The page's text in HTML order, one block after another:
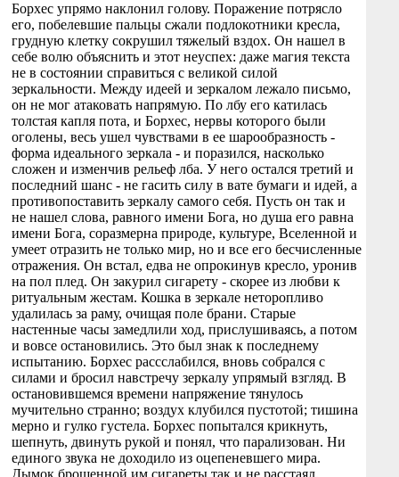
Борхес упрямо наклонил голову. Поражение потрясло
его, побелевшие пальцы сжали подлокотники кресла,
грудную клетку сокрушил тяжелый вздох. Он нашел в
себе волю объяснить и этот неуспех: даже магия текста
не в состоянии справиться с великой силой
зеркальности. Между идеей и зеркалом лежало письмо,
он не мог атаковать напрямую. По лбу его катилась
толстая капля пота, и Борхес, нервы которого были
оголены, весь ушел чувствами в ее шарообразность -
форма идеального зеркала - и поразился, насколько
сложен и изменчив рельеф лба. У него остался третий и
последний шанс - не гасить силу в вате бумаги и идей, а
противопоставить зеркалу самого себя. Пусть он так и
не нашел слова, равного имени Бога, но душа его равна
имени Бога, соразмерна природе, культуре, Вселенной и
умеет отразить не только мир, но и все его бесчисленные
отражения. Он встал, едва не опрокинув кресло, уронив
на пол плед. Он закурил сигарету - скорее из любви к
ритуальным жестам. Кошка в зеркале неторопливо
удалилась за раму, очищая поле брани. Старые
настенные часы замедлили ход, прислушиваясь, а потом
и вовсе остановились. Это был знак к последнему
испытанию. Борхес рассслабился, вновь собрался с
силами и бросил навстречу зеркалу упрямый взгляд. В
остановившемся времени напряжение тянулось
мучительно странно; воздух клубился пустотой; тишина
мерно и гулко густела. Борхес попытался крикнуть,
шепнуть, двинуть рукой и понял, что парализован. Ни
единого звука не доходило из оцепеневшего мира.
Дымок брошенной им сигареты так и не расстаял.